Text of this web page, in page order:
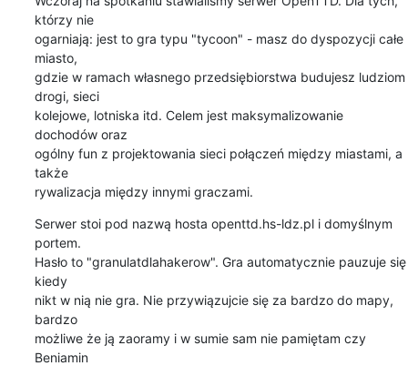
którzy nie
ogarniają: jest to gra typu "tycoon" - masz do dyspozycji całe
miasto,
gdzie w ramach własnego przedsiębiorstwa budujesz ludziom
drogi, sieci
kolejowe, lotniska itd. Celem jest maksymalizowanie
dochodów oraz
ogólny fun z projektowania sieci połączeń między miastami, a
także
rywalizacja między innymi graczami.
Serwer stoi pod nazwą hosta openttd.hs-ldz.pl i domyślnym
portem.
Hasło to "granulatdlahakerow". Gra automatycznie pauzuje się
kiedy
nikt w nią nie gra. Nie przywiązujcie się za bardzo do mapy,
bardzo
możliwe że ją zaoramy i w sumie sam nie pamiętam czy
Beniamin